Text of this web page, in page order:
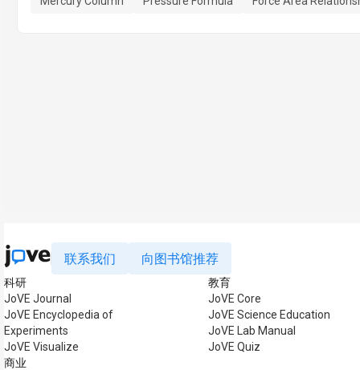
联系我们 向图书馆推荐
科研
JoVE Journal
JoVE Encyclopedia of
Experiments
JoVE Visualize
商业
教育
JoVE Core
JoVE Science Education
JoVE Lab Manual
JoVE Quiz